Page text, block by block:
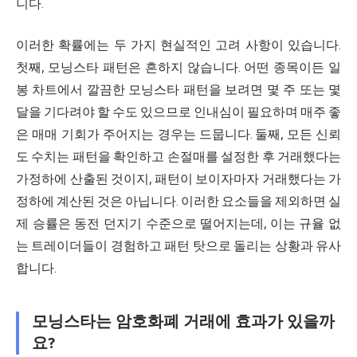
니다.
이러한 확률에는 두 가지 현실적인 고려 사항이 있습니다.
첫째, 모닝스타 패턴은 흔하지 않습니다. 어떤 종목이든 일
봉 차트에서 깔끔한 모닝스타 패턴을 보려면 몇 주 또는 몇
달을 기다려야 할 수도 있으므로 인내심이 필요하며 매주 좋
은 매매 기회가 주어지는 경우는 드뭅니다. 둘째, 모든 신뢰
도 수치는 패턴을 확인하고 손절매를 설정한 후 거래했다는
가정하에 산출된 것이지, 패턴이 보이자마자 거래했다는 가
정하에 계산된 것은 아닙니다. 이러한 요소들을 제외하면 실
제 승률은 동전 던지기 수준으로 떨어지는데, 이는 규율 없
는 트레이더들이 경험하고 패턴 탓으로 돌리는 상황과 유사
합니다.
모닝스타는 암호화폐 거래에 효과가 있을까
요?